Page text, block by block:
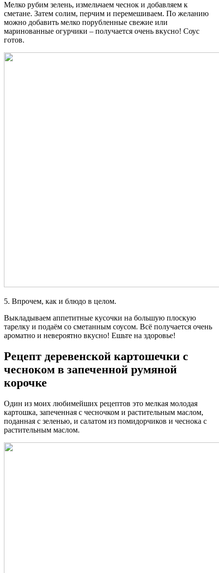
Мелко рубим зелень, измельчаем чеснок и добавляем к
сметане. Затем солим, перчим и перемешиваем. По желанию
можно добавить мелко порубленные свежие или
маринованные огурчики – получается очень вкусно! Соус
готов.
5. Впрочем, как и блюдо в целом.
Выкладываем аппетитные кусочки на большую плоскую
тарелку и подаём со сметанным соусом. Всё получается очень
ароматно и невероятно вкусно! Ешьте на здоровье!
Рецепт деревенской картошечки с
чесноком в запеченной румяной
корочке
Один из моих любимейших рецептов это мелкая молодая
картошка, запеченная с чесночком и растительным маслом,
поданная с зеленью, и салатом из помидорчиков и чеснока с
растительным маслом.